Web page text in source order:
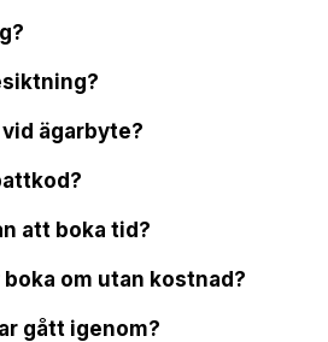
ägarbyte?
att boka tid?
om utan kostnad?
gått igenom?